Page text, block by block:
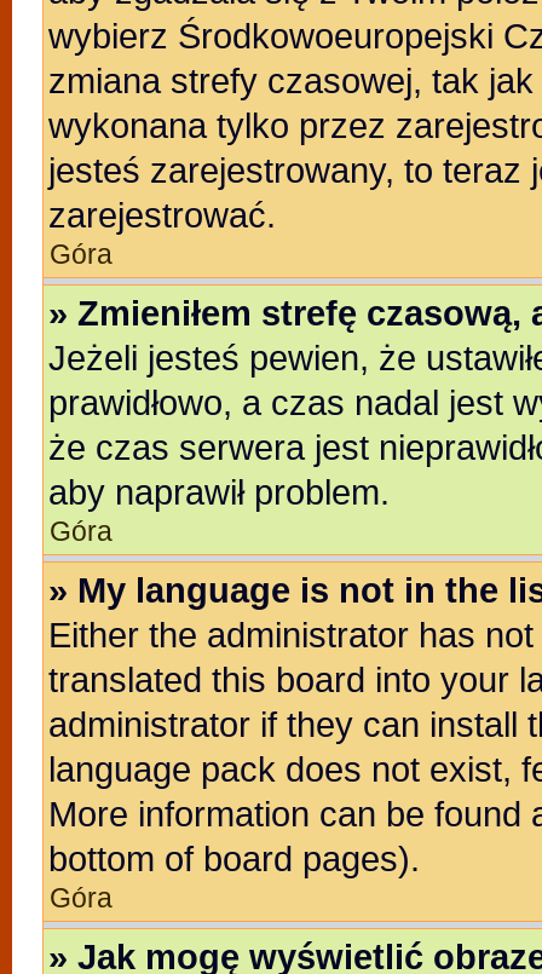
wybierz Środkowoeuropejski
zmiana strefy czasowej, tak
wykonana tylko przez
jesteś zarejestrowany, to teraz
zarejestrować.
Góra
» Zmieniłem strefę
Jeżeli jesteś pewien, że
prawidłowo, a czas nadal jest
że czas serwera jest
aby naprawił problem.
Góra
» My language is not in the
Either the administrator has
translated this board into your
administrator if they can install
language pack does not exist,
More information can be found
bottom of board pages).
Góra
» Jak mogę wyświetlić